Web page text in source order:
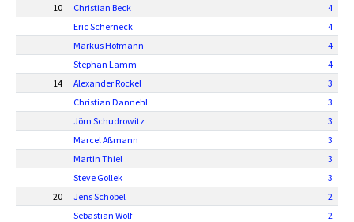
10
Christian Beck
4
Eric Scherneck
4
Markus Hofmann
4
Stephan Lamm
4
14
Alexander Rockel
3
Christian Dannehl
3
Jörn Schudrowitz
3
Marcel Aßmann
3
Martin Thiel
3
Steve Gollek
3
20
Jens Schöbel
2
Sebastian Wolf
2